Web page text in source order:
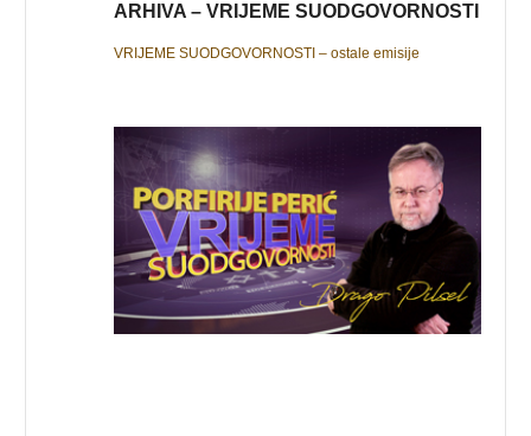
ARHIVA – VRIJEME SUODGOVORNOSTI
VRIJEME SUODGOVORNOSTI – ostale emisije